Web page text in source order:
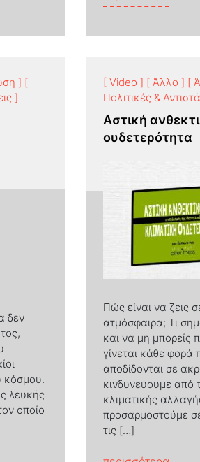
] [
]
δεν
κόσμου.
λευκής
οποίο
[ Video ] [ Άλλο ] [
Πολιτικές &
Αστική
ουδετερότητα
Πώς είναι να ζεις
ατμόσφαιρα; Τι
και να μη μπορείς
γίνεται κάθε φορά
αποδίδονται σε
κινδυνεύουμε από
κλιματικής
προσαρμοστούμε
τις […]